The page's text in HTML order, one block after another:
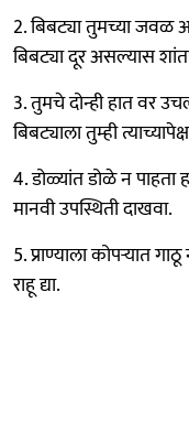
2. बिबट्या तुमच्या
बिबट्या दूर असल्यास
3. तुमचे दोन्ही हात वर
बिबट्याला तुम्ही
4. डोळ्यांत डोळे न
मानवी उपस्थिती दाखवा.
5. प्राण्याला कोपर्‍यात
राहू द्या.